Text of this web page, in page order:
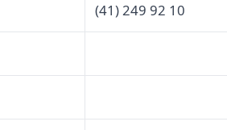
(41) 249 92 10